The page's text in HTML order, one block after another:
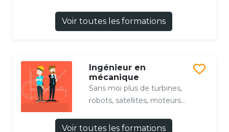
Voir toutes les formations
Ingénieur en
mécanique
Sans moi plus de turbines,
robots, satellites, moteurs...
Voir toutes les formations